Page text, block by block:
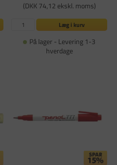
(DKK 74,12 ekskl. moms)
Læg i kurv
På lager - Levering 1-3
hverdage